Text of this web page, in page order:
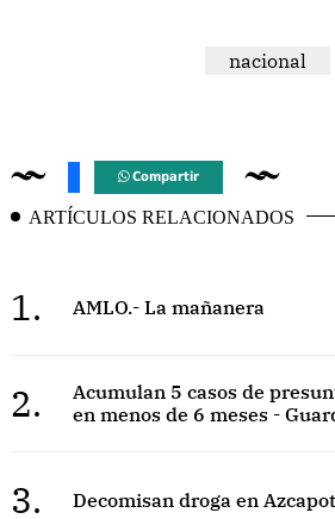
nacional
Compartir
ARTÍCULOS RELACIONADOS
1. AMLO.- La mañanera
2.
Acumulan 5 casos de
en menos de 6 meses -
3. Decomisan droga en